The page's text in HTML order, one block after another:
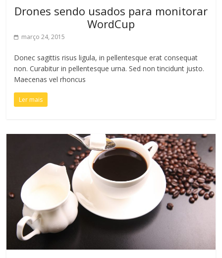
Drones sendo usados ​​para monitorar
WordCup
março 24, 2015
Donec sagittis risus ligula, in pellentesque erat consequat
non. Curabitur in pellentesque urna. Sed non tincidunt justo.
Maecenas vel rhoncus
Ler mais